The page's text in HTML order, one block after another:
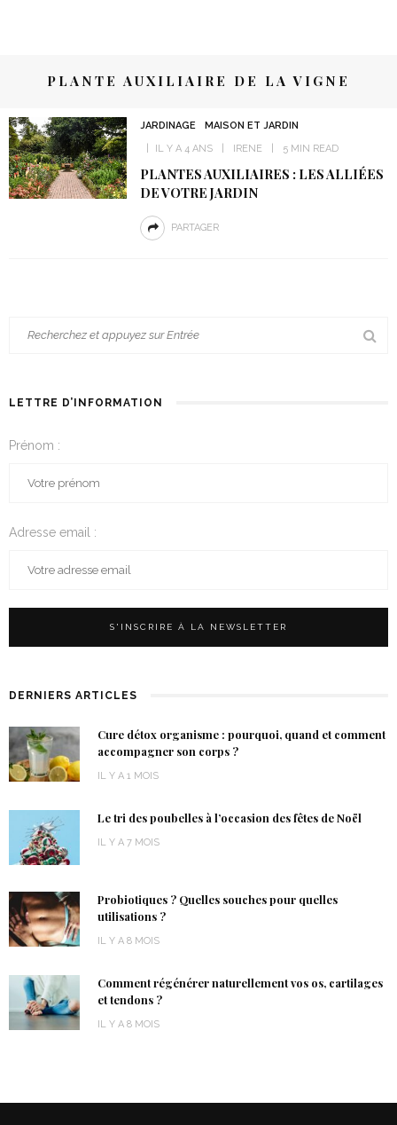
PLANTE AUXILIAIRE DE LA VIGNE
JARDINAGE
MAISON ET JARDIN
IL Y A 4 ANS
IRENE 5 MIN READ
PLANTES AUXILIAIRES : LES ALLIÉES
DE VOTRE JARDIN
PARTAGER
LETTRE D’INFORMATION
Prénom :
Adresse email :
DERNIERS ARTICLES
Cure détox organisme : pourquoi, quand et comment
accompagner son corps ?
IL Y A 1 MOIS
Le tri des poubelles à l’occasion des fêtes de Noël
IL Y A 7 MOIS
Probiotiques ? Quelles souches pour quelles
utilisations ?
IL Y A 8 MOIS
Comment régénérer naturellement vos os, cartilages
et tendons ?
IL Y A 8 MOIS